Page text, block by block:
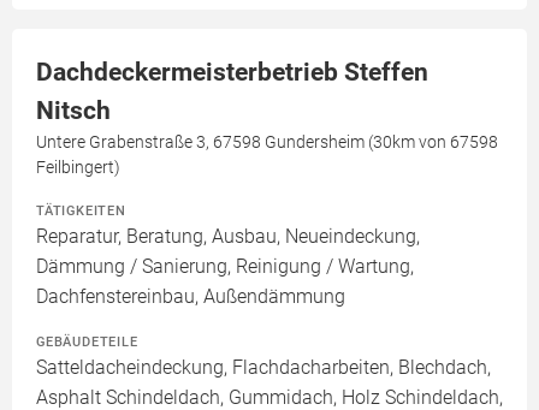
Dachdeckermeisterbetrieb Steffen
Nitsch
Untere Grabenstraße 3, 67598 Gundersheim (30km von 67598
Feilbingert)
TÄTIGKEITEN
Reparatur, Beratung, Ausbau, Neueindeckung,
Dämmung / Sanierung, Reinigung / Wartung,
Dachfenstereinbau, Außendämmung
GEBÄUDETEILE
Satteldacheindeckung, Flachdacharbeiten, Blechdach,
Asphalt Schindeldach, Gummidach, Holz Schindeldach,